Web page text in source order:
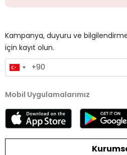
Kampanya, duyuru ve
için kayıt olun.
Mobil Uygulamalarımız